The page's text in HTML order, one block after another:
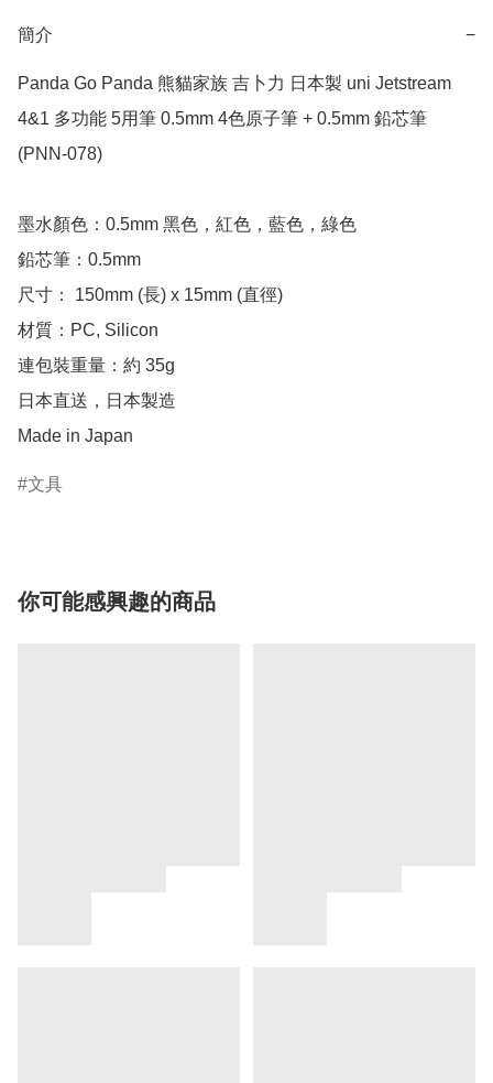
簡介 −
Panda Go Panda 熊貓家族 吉卜力 日本製 uni Jetstream
4&1 多功能 5用筆 0.5mm 4色原子筆 + 0.5mm 鉛芯筆
(PNN-078)
墨水顏色：0.5mm 黑色，紅色，藍色，綠色
鉛芯筆：0.5mm
尺寸： 150mm (長) x 15mm (直徑)
材質：PC, Silicon
連包裝重量：約 35g
日本直送，日本製造
Made in Japan
文具
你可能感興趣的商品